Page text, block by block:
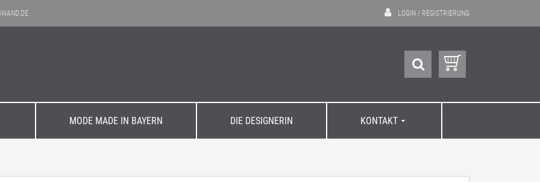
LOGIN / REGISTRIERUNG
MODE MADE IN BAYERN DIE DESIGNERIN KONTAKT